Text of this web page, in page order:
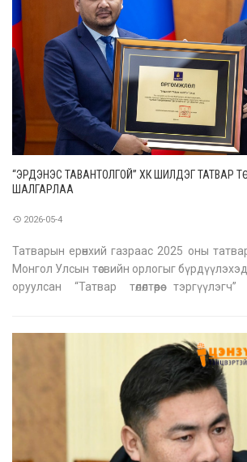
“ЭРДЭНЭС ТАВАНТОЛГОЙ” ХК ШИЛДЭГ ТАТВАР
ШАЛГАРЛАА
2026-05-4
Татварын ерөнхий газраас 2025 оны татвар
Монгол Улсын төсвийн орлогыг
оруулсан “Татвар төлөлтөөрөө